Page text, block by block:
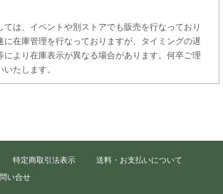
ては、イベントや別ストアでも販売を行なっており
に在庫管理を行なっておりますが、タイミングの遅
により在庫表示が異なる場合があります。何卒ご理
たします。
特定商取引法表示
送料・お支払いについて
い合せ